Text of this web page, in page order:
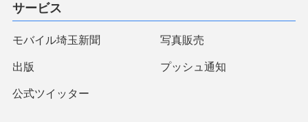
サービス
モバイル埼玉新聞 写真販売
出版 プッシュ通知
公式ツイッター